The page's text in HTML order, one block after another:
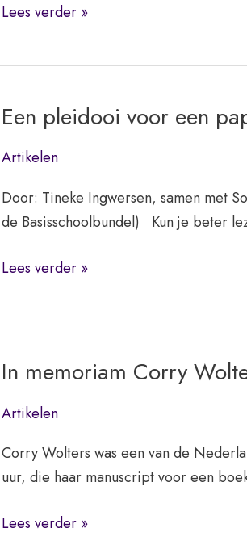
Leert
kind
vanaf
scherm
uit
een
Lees verder »
Een pleidooi voor een
Artikelen
Door: Tineke Ingwersen, samen met
de Basisschoolbundel) Kun je beter
Een
voor
papieren
Lees verder »
In memoriam Corry
Artikelen
Corry Wolters was een van de
uur, die haar manuscript voor een
In
Lees verder »